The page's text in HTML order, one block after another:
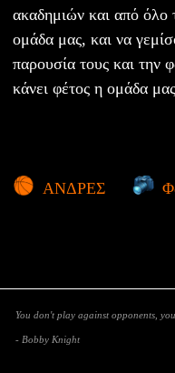
ακαδημιών και από όλο
ομάδα μας, και να
παρουσία τους και την
κάνει φέτος η ομάδα
ΑΝΔΡΕΣ
You don't play against opponents,
- Bobby Knight